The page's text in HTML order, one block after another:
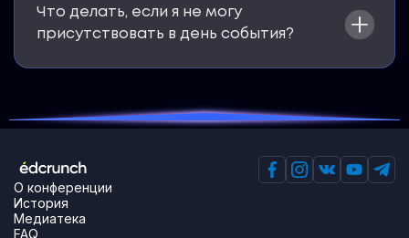
Что делать, если я не могу
присутствовать в день события?
О конференции
История
Медиатека
FAQ